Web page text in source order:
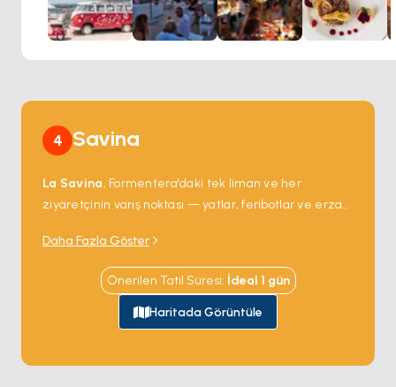
uzmandır. Muhteşem gün batımının, canlı bir ortamın ve
tekneyle gelenler için "gemide deneyim"in tadını çıkarın.
4 Savina
La Savina, Formentera'daki tek liman ve her
ziyaretçinin varış noktası — yatlar, feribotlar ve erzak
Havza 300 iskele kapasitesi artı Ibiza'ya ve geriye
feribot trafiğini ağırlıyor; restoranlar, skuter kiralama
dükkânları ve adanın geri kalanına bağlanan otobüs
terminali olan küçük bir köy var.Estany Pudent
Estany des Peixtuz düzlükleri marinanın hemen
Daha Fazla Göster
Önerilen Tatil Süresi: İdeal 1 gün
Haritada Görüntüle